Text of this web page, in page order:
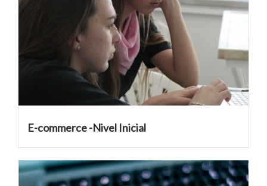
E-commerce -Nivel Inicial